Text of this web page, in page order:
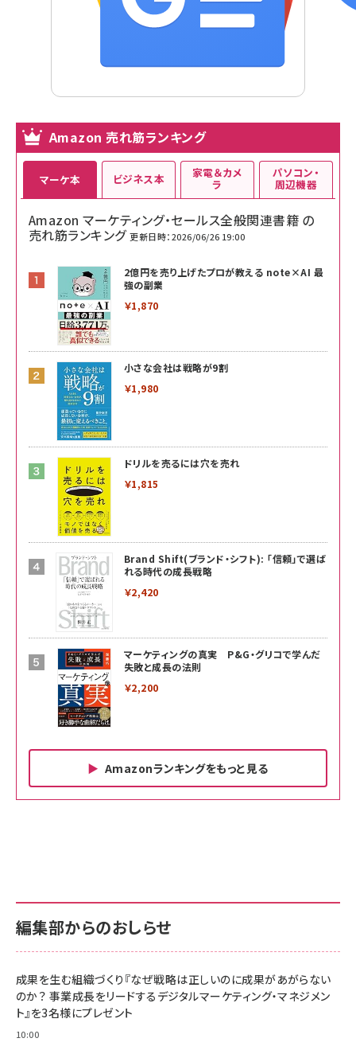
Amazon 売れ筋ランキング
マーケ本
Amazon マーケティング・セールス全般関連書籍 の
売れ筋ランキング 更新日時：2026/06/26 19:00
2億円を売り上げたプロが教える note×AI 最
強の副業
￥1,870
小さな会社は戦略が9割
￥1,980
ドリルを売るには穴を売れ
￥1,815
Brand Shift(ブランド・シフト): 「信頼」で選ば
れる時代の成長戦略
￥2,420
マーケティングの真実 P&G・グリコで学んだ
失敗と成長の法則
￥2,200
Amazonランキングをもっと見る
ビジネス本
￥880
anan(アンアン)2026/06/24号 No.2500増刊
スペシャルエディション[王道エンタメの矜持／
￥1,100
anan(アンアン)2026/07/08号 No.2502[2026
家電＆カメ
ラ
サポート正規品 メーカー保証5年 KLMEA128G
NIMASO ガラスフィルム iPhone 17 用 保護フィ
すい ガイド枠付き いPhone17 (6.3インチ) 対応
2枚セット DSP25F1698
￥1,599
パソコン・
周辺機器
サポート正規品 メーカー保証5年 KLMEA128G
Amazon eギフトカード - Amazonロゴ - クラ
￥5,000
Anker PowerLine III Flow USB-C & USB-C
編集部からのおしらせ
成果を生む組織づくり『なぜ戦略は正しいのに成果があがらない
のか？ 事業成長をリードするデジタルマーケティング・マネジメン
ト』を3名様にプレゼント
10:00